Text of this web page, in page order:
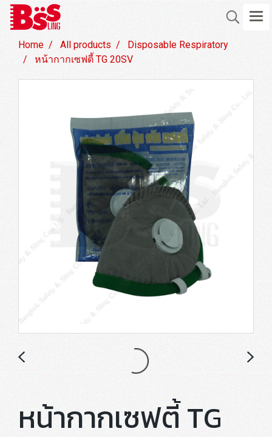
Home All products
Disposable Respiratory
หน้ากากเซฟตี้ TG 20SV
หน้ากากเซฟตี้ TG